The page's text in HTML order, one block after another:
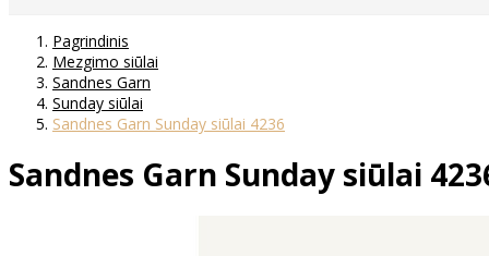
Pagrindinis
Mezgimo siūlai
Sandnes Garn
Sunday siūlai
Sandnes Garn Sunday siūlai 4236
Sandnes Garn Sunday siūlai